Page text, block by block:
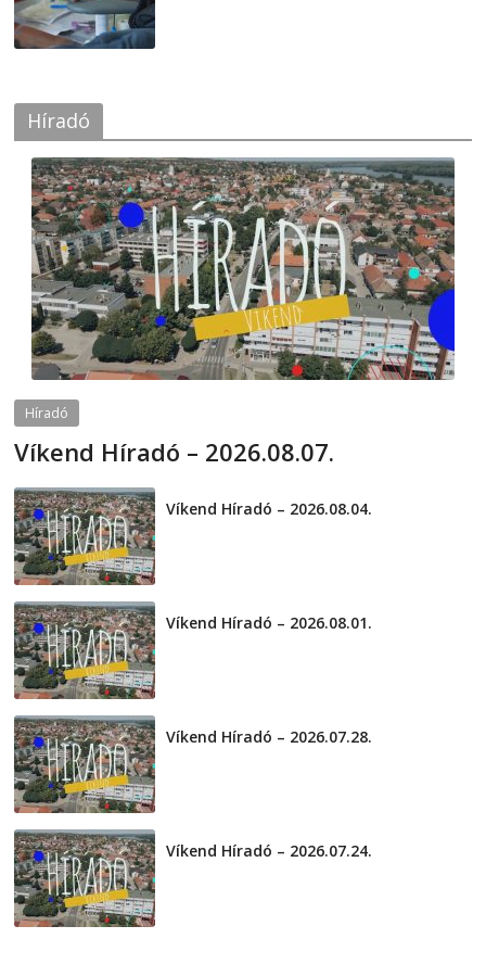
Híradó
Híradó
Víkend Híradó – 2026.08.07.
Víkend Híradó – 2026.08.04.
Víkend Híradó – 2026.08.01.
Víkend Híradó – 2026.07.28.
Víkend Híradó – 2026.07.24.